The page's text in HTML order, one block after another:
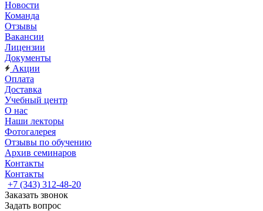
Новости
Команда
Отзывы
Вакансии
Лицензии
Документы
Акции
Оплата
Доставка
Учебный центр
О нас
Наши лекторы
Фотогалерея
Отзывы по обучению
Архив семинаров
Контакты
Контакты
+7 (343) 312-48-20
Заказать звонок
Задать вопрос